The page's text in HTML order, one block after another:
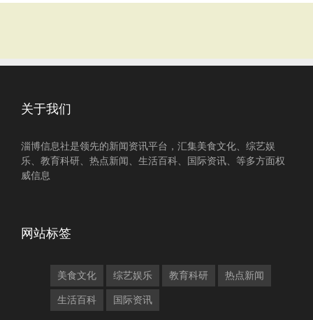
关于我们
淄博信息社是领先的新闻资讯平台，汇集美食文化、综艺娱
乐、教育科研、热点新闻、生活百科、国际资讯、等多方面权
威信息
网站标签
美食文化 综艺娱乐 教育科研 热点新闻
生活百科 国际资讯